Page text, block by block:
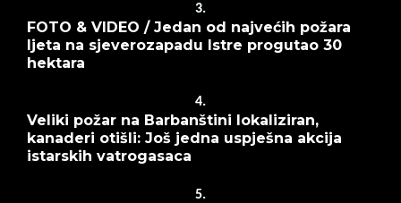
3.
FOTO & VIDEO / Jedan od najvećih požara
ljeta na sjeverozapadu Istre progutao 30
hektara
4.
Veliki požar na Barbanštini lokaliziran,
kanaderi otišli: Još jedna uspješna akcija
istarskih vatrogasaca
5.